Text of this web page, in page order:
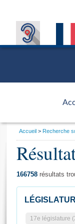
Vous
Accueil Recherche
166758 résultats
17e législature